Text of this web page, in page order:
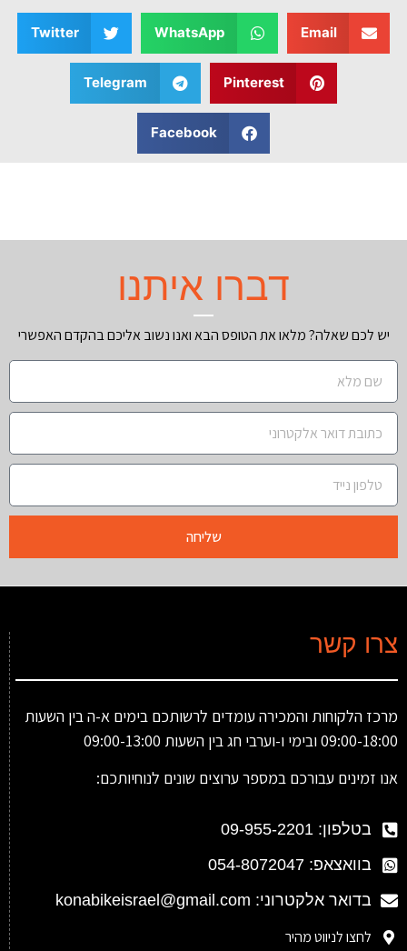
Email
WhatsApp
Twitter
Pinterest
Telegram
Facebook
דברו איתנו
יש לכם שאלה? מלאו את הטופס הבא ואנו נשוב אליכם בהקדם האפשרי
שליחה
צרו קשר
מרכז הלקוחות והמכירה עומדים לרשותכם בימים א-ה בין השעות
09:00-18:00 ובימי ו-וערבי חג בין השעות 09:00-13:00
אנו זמינים עבורכם במספר ערוצים שונים לנוחיותכם:
בטלפון: 09-955-2201
בוואצאפ: 054-8072047
בדואר אלקטרוני: konabikeisrael@gmail.com
לחצו לניווט מהיר